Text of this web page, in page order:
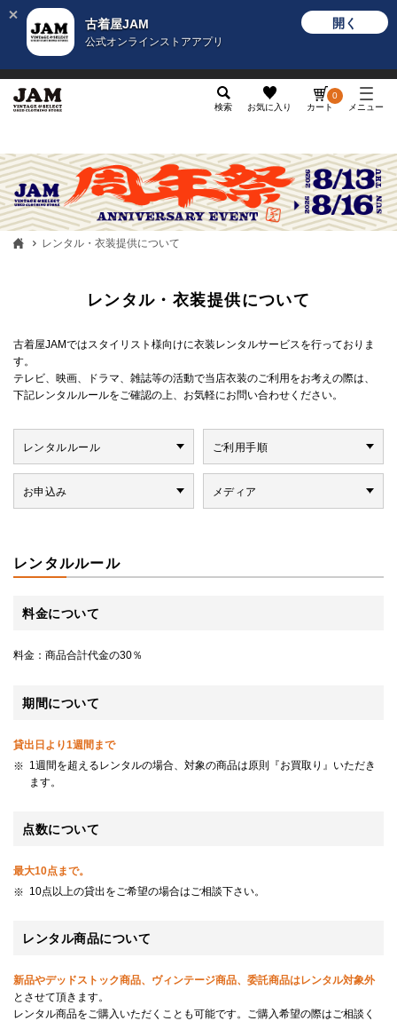
古着屋JAM
公式オンラインストアアプリ
開く
検索 お気に入り カート
0
メニュー
レンタル・衣装提供について
レンタル・衣装提供について
古着屋JAMではスタイリスト様向けに衣装レンタルサービスを行っておりま
す。
テレビ、映画、ドラマ、雑誌等の活動で当店衣装のご利用をお考えの際は、
下記レンタルルールをご確認の上、お気軽にお問い合わせください。
レンタルルール ご利用手順
お申込み メディア
レンタルルール
料金について
料金：商品合計代金の30％
期間について
貸出日より1週間まで
1週間を超えるレンタルの場合、対象の商品は原則『お買取り』いただき
ます。
点数について
最大10点まで。
10点以上の貸出をご希望の場合はご相談下さい。
レンタル商品について
新品やデッドストック商品、ヴィンテージ商品、委託商品はレンタル対象外
とさせて頂きます。
レンタル商品をご購入いただくことも可能です。ご購入希望の際はご相談く